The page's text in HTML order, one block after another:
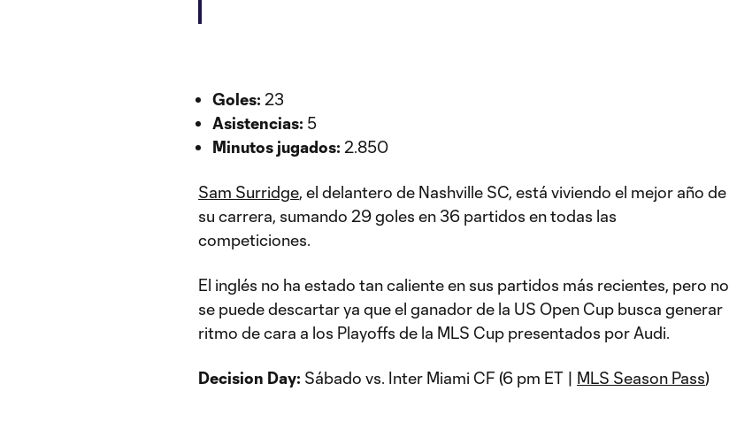
Goles: 23
Asistencias: 5
Minutos jugados: 2.850
Sam Surridge, el delantero de Nashville SC, está viviendo el mejor año de
su carrera, sumando 29 goles en 36 partidos en todas las
competiciones.
El inglés no ha estado tan caliente en sus partidos más recientes, pero no
se puede descartar ya que el ganador de la US Open Cup busca generar
ritmo de cara a los Playoffs de la MLS Cup presentados por Audi.
Decision Day: Sábado vs. Inter Miami CF (6 pm ET | MLS Season Pass)